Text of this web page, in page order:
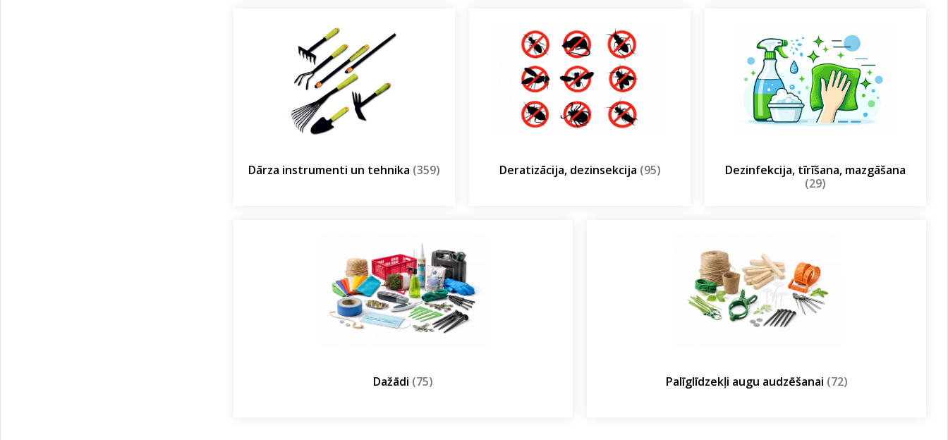
Dārza instrumenti un tehnika (359) Deratizācija, dezinsekcija (95)
Dezinfekcija, tīrīšana, mazgāšana
(29)
Dažādi (75) Palīglīdzekļi augu audzēšanai (72)